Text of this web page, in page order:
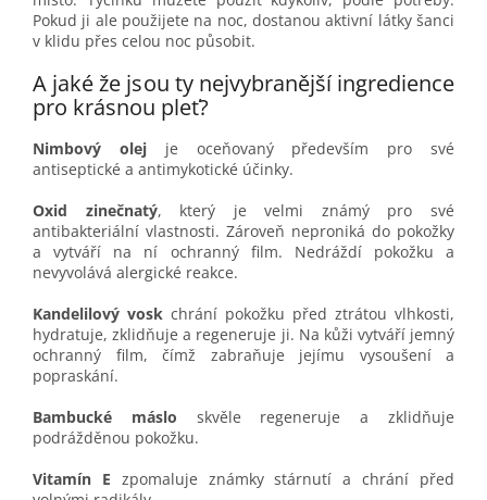
Pokud ji ale použijete na noc, dostanou aktivní látky šanci
v klidu přes celou noc působit.
A jaké že jsou ty nejvybranější ingredience
pro krásnou pleť?
Nimbový olej
je oceňovaný především pro své
antiseptické a antimykotické účinky.
Oxid zinečnatý, který je velmi známý pro své
antibakteriální vlastnosti. Zároveň neproniká do pokožky
a vytváří na ní ochranný film. Nedráždí pokožku a
nevyvolává alergické reakce.
Kandelilový vosk chrání pokožku před ztrátou vlhkosti,
hydratuje, zklidňuje a regeneruje ji. Na kůži vytváří jemný
ochranný film, čímž zabraňuje jejímu vysoušení a
popraskání.
Bambucké máslo
skvěle regeneruje a zklidňuje
podrážděnou pokožku.
Vitamín E zpomaluje známky stárnutí a chrání před